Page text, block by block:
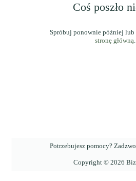
Coś poszło
stronę główną.
Potrzebujesz pomocy?
Copyright © 2026